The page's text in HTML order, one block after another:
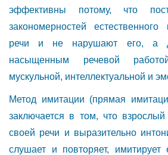
эффективны потому, что
закономерностей
речи и не нарушают его, а
насыщенным речевой
мускульной, интеллектуальной и
Метод имитации (прямая
заключается в том, что взрослый
своей речи и выразительно
слушает и повторяет, имитирует